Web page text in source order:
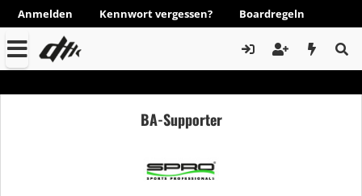
Anmelden Kennwort vergessen? Boardregeln
BA-Supporter